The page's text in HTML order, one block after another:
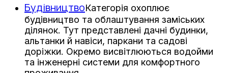
БудівництвоКатегорія охоплює
будівництво та облаштування заміських
ділянок. Тут представлені дачні будинки,
альтанки й навіси, паркани та садові
доріжки. Окремо висвітлюються водойми
та інженерні системи для комфортного